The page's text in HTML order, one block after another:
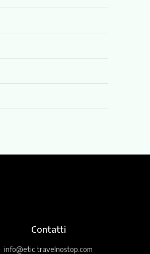
Contatti
info@etic.travelnostop.com